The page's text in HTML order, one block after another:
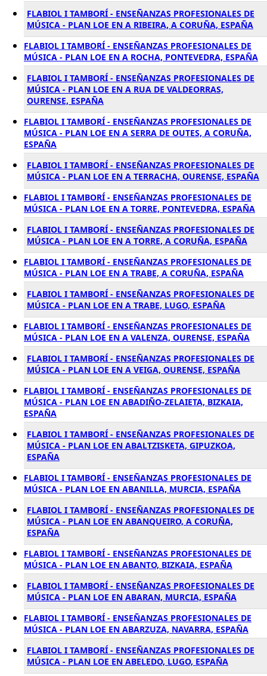
FLABIOL I TAMBORÍ - ENSEÑANZAS PROFESIONALES DE
MÚSICA - PLAN LOE EN A RIBEIRA, A CORUÑA, ESPAÑA
FLABIOL I TAMBORÍ - ENSEÑANZAS PROFESIONALES DE
MÚSICA - PLAN LOE EN A ROCHA, PONTEVEDRA, ESPAÑA
FLABIOL I TAMBORÍ - ENSEÑANZAS PROFESIONALES DE
MÚSICA - PLAN LOE EN A RUA DE VALDEORRAS,
OURENSE, ESPAÑA
FLABIOL I TAMBORÍ - ENSEÑANZAS PROFESIONALES DE
MÚSICA - PLAN LOE EN A SERRA DE OUTES, A CORUÑA,
ESPAÑA
FLABIOL I TAMBORÍ - ENSEÑANZAS PROFESIONALES DE
MÚSICA - PLAN LOE EN A TERRACHA, OURENSE, ESPAÑA
FLABIOL I TAMBORÍ - ENSEÑANZAS PROFESIONALES DE
MÚSICA - PLAN LOE EN A TORRE, PONTEVEDRA, ESPAÑA
FLABIOL I TAMBORÍ - ENSEÑANZAS PROFESIONALES DE
MÚSICA - PLAN LOE EN A TORRE, A CORUÑA, ESPAÑA
FLABIOL I TAMBORÍ - ENSEÑANZAS PROFESIONALES DE
MÚSICA - PLAN LOE EN A TRABE, A CORUÑA, ESPAÑA
FLABIOL I TAMBORÍ - ENSEÑANZAS PROFESIONALES DE
MÚSICA - PLAN LOE EN A TRABE, LUGO, ESPAÑA
FLABIOL I TAMBORÍ - ENSEÑANZAS PROFESIONALES DE
MÚSICA - PLAN LOE EN A VALENZA, OURENSE, ESPAÑA
FLABIOL I TAMBORÍ - ENSEÑANZAS PROFESIONALES DE
MÚSICA - PLAN LOE EN A VEIGA, OURENSE, ESPAÑA
FLABIOL I TAMBORÍ - ENSEÑANZAS PROFESIONALES DE
MÚSICA - PLAN LOE EN ABADIÑO-ZELAIETA, BIZKAIA,
ESPAÑA
FLABIOL I TAMBORÍ - ENSEÑANZAS PROFESIONALES DE
MÚSICA - PLAN LOE EN ABALTZISKETA, GIPUZKOA,
ESPAÑA
FLABIOL I TAMBORÍ - ENSEÑANZAS PROFESIONALES DE
MÚSICA - PLAN LOE EN ABANILLA, MURCIA, ESPAÑA
FLABIOL I TAMBORÍ - ENSEÑANZAS PROFESIONALES DE
MÚSICA - PLAN LOE EN ABANQUEIRO, A CORUÑA,
ESPAÑA
FLABIOL I TAMBORÍ - ENSEÑANZAS PROFESIONALES DE
MÚSICA - PLAN LOE EN ABANTO, BIZKAIA, ESPAÑA
FLABIOL I TAMBORÍ - ENSEÑANZAS PROFESIONALES DE
MÚSICA - PLAN LOE EN ABARAN, MURCIA, ESPAÑA
FLABIOL I TAMBORÍ - ENSEÑANZAS PROFESIONALES DE
MÚSICA - PLAN LOE EN ABARZUZA, NAVARRA, ESPAÑA
FLABIOL I TAMBORÍ - ENSEÑANZAS PROFESIONALES DE
MÚSICA - PLAN LOE EN ABELEDO, LUGO, ESPAÑA